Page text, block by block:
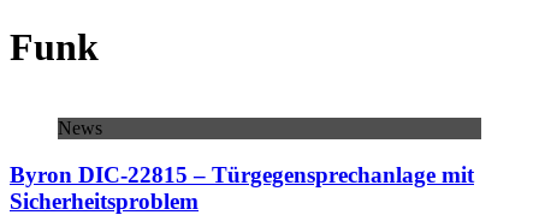
Funk
News
Byron DIC-22815 – Türgegensprechanlage mit
Sicherheitsproblem